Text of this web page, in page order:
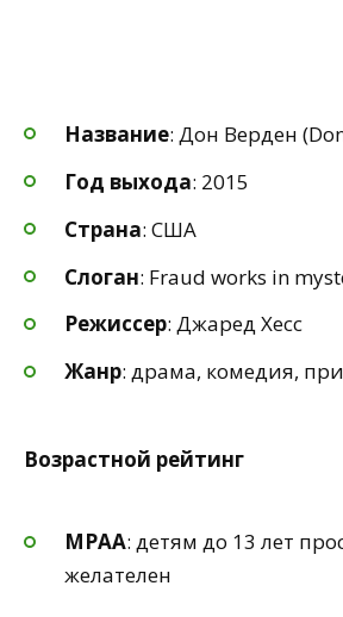
Название: Дон Верден
Год выхода: 2015
Страна: США
Слоган: Fraud works in
Режиссер: Джаред Хесс
Жанр: драма, комедия,
Возрастной рейтинг
MPAA: детям до 13 лет
желателен